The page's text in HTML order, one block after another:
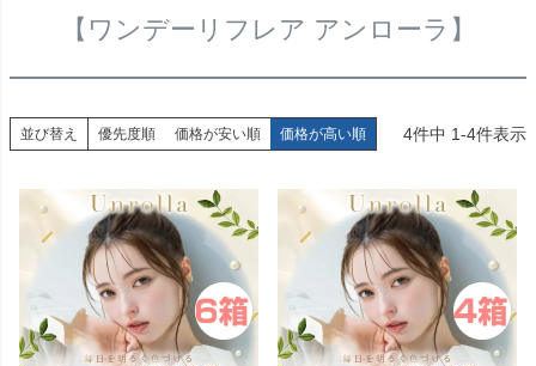
【ワンデーリフレア アンローラ】
並び替え 優先度順 価格が安い順 価格が高い順 4件中 1-4件表示